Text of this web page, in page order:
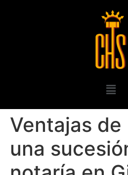
Ventajas de
una